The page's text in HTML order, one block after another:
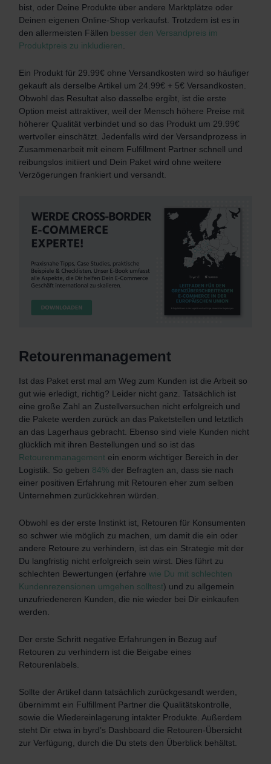
bist, oder Deine Produkte über andere Marktplätze oder
Deinen eigenen Online-Shop verkaufst. Trotzdem ist es in
den allermeisten Fällen besser den Versandpreis im
Produktpreis zu inkludieren
Ein Produkt für 29.99€ ohne Versandkosten wird so häufiger
gekauft als derselbe Artikel um 24.99€ + 5€ Versandkosten.
Obwohl das Resultat also dasselbe ergibt, ist die erste
Option meist attraktiver, weil der Mensch höhere Preise mit
höherer Qualität verbindet und so das Produkt um 29.99€
wertvoller einschätzt. Jedenfalls wird der Versandprozess in
Zusammenarbeit mit einem Fulfillment Partner schnell und
reibungslos initiiert und Dein Paket wird ohne weitere
Verzögerungen frankiert und versandt.
Retourenmanagement
Ist das Paket erst mal am Weg zum Kunden ist die Arbeit so
gut wie erledigt, richtig? Leider nicht ganz. Tatsächlich ist
eine große Zahl an Zustellversuchen nicht erfolgreich und
die Pakete werden zurück an das Paketstellen und letztlich
an das Lagerhaus gebracht. Ebenso sind viele Kunden nicht
glücklich mit ihren Bestellungen und so ist das
Retourenmanagement ein enorm wichtiger Bereich in der
Logistik. So geben 84% der Befragten an, dass sie nach
einer positiven Erfahrung mit Retouren eher zum selben
Unternehmen zurückkehren würden.
Obwohl es der erste Instinkt ist, Retouren für Konsumenten
so schwer wie möglich zu machen, um damit die ein oder
andere Retoure zu verhindern, ist das ein Strategie mit der
Du langfristig nicht erfolgreich sein wirst. Dies führt zu
schlechten Bewertungen (erfahre wie Du mit schlechten
Kundenrezensionen umgehen solltest) und zu allgemein
unzufriedeneren Kunden, die nie wieder bei Dir einkaufen
werden.
Der erste Schritt negative Erfahrungen in Bezug auf
Retouren zu verhindern ist die Beigabe eines
Retourenlabels.
Sollte der Artikel dann tatsächlich zurückgesandt werden,
übernimmt ein Fulfillment Partner die Qualitätskontrolle,
sowie die Wiedereinlagerung intakter Produkte. Außerdem
steht Dir etwa in byrd’s Dashboard die Retouren-Übersicht
zur Verfügung, durch die Du stets den Überblick behältst.